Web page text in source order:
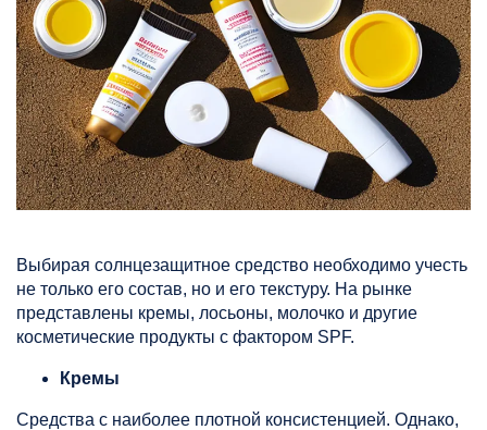
Выбирая солнцезащитное средство необходимо учесть
не только его состав, но и его текстуру. На рынке
представлены кремы, лосьоны, молочко и другие
косметические продукты с фактором SPF.
Кремы
Средства с наиболее плотной консистенцией. Однако,